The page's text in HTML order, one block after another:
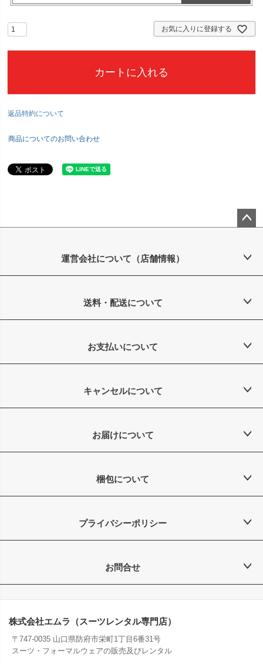
お気に入りに登録する
カートに入れる
返品特約について
商品についてのお問い合わせ
ップ
運営会社について（店舗情報）
送料・配送について
お支払いについて
キャンセルについて
お届けについて
梱包について
プライバシーポリシー
お問合せ
株式会社エムラ（スーツレンタル専門店）
〒747-0035 山口県防府市栄町1丁目6番31号
スーツ・フォーマルウェアの販売及びレンタル